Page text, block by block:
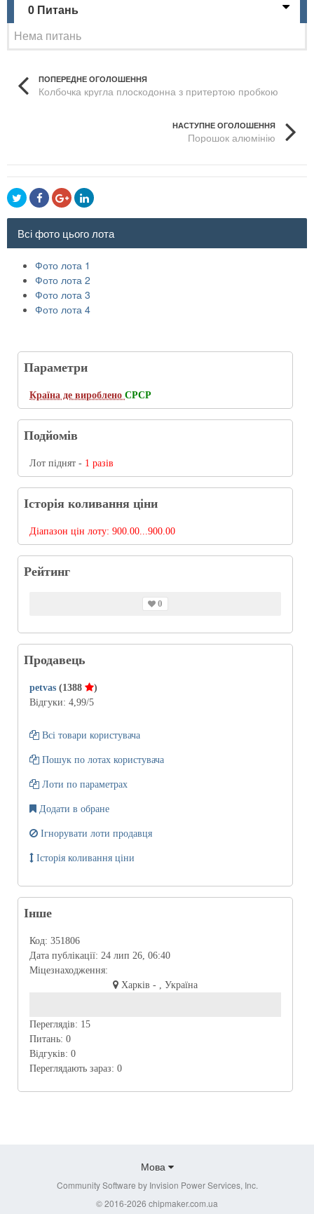
0 Питань
Нема питань
ПОПЕРЕДНЕ ОГОЛОШЕННЯ
Колбочка кругла плоскодонна з притертою пробкою
НАСТУПНЕ ОГОЛОШЕННЯ
Порошок алюмінію
Всі фото цього лота
Фото лота 1
Фото лота 2
Фото лота 3
Фото лота 4
Параметри
Країна де вироблено CРCР
Подйомів
Лот піднят - 1 разів
Історія коливання ціни
Діапазон цін лоту: 900.00...900.00
Рейтинг
0
Продавець
petvas (1388
)
Відгуки: 4,99/5
Всі товари користувача
Пошук по лотах користувача
Лоти по параметрах
Додати в обране
Ігнорувати лоти продавця
Історія коливання ціни
Інше
Код: 351806
Дата публікації: 24 лип 26, 06:40
Міцезнаходження:
Харків - , Україна
Переглядів: 15
Питань: 0
Відгуків: 0
Переглядають зараз: 0
Мова
Community Software by Invision Power Services, Inc.
© 2016-2026 chipmaker.com.ua